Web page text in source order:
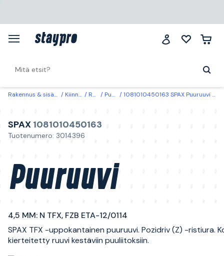
Rakennus & sisätilat Kiinnitys Ruuvit Puuruuvit 1081010450163 SPAX Puuruuvi 4,5 MM: N TFX, FZB ETA-12/0114 4,5 mm
SPAX 1081010450163
Tuotenumero: 3014396
Puuruuvi
4,5 MM: N TFX, FZB ETA-12/0114
SPAX TFX -uppokantainen puuruuvi. Pozidriv (Z) -ristiura.
kierteitetty ruuvi kestäviin puuliitoksiin.